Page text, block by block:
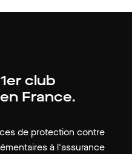
club
France.
de protection contre
à l'assurance